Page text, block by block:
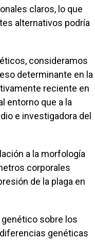
claros, lo que
alternativos podría
consideramos
determinante en la
reciente en
entorno que a la
e investigadora del
a la morfología
corporales
de la plaga en
sobre los
genéticas